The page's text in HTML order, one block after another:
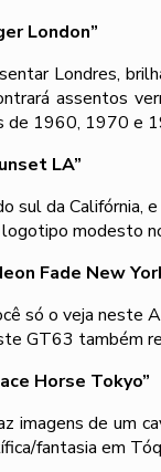
London”
Londres,
assentos
de 1960, 1970 e
LA”
sul da
modesto
Fade New
só o veja
GT63 também
Horse Tokyo”
imagens de um
fantasia em